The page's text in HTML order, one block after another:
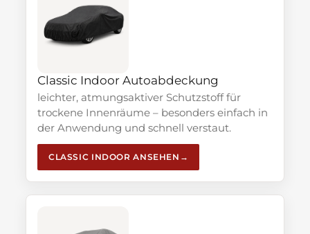
Classic Indoor Autoabdeckung
leichter, atmungsaktiver Schutzstoff für
trockene Innenräume – besonders einfach in
der Anwendung und schnell verstaut.
CLASSIC INDOOR ANSEHEN